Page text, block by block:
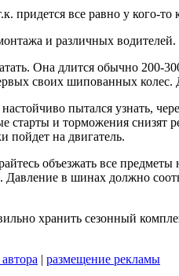
все равно у кого-
и различных
Она длится обычно 200-
своих шипованных
пытался узнать,
старты и торможения снизят
пойдет на двигатель.
объезжать все
в шинах должно
хранить сезонный
| размещение рекламы